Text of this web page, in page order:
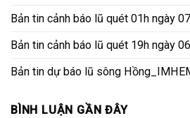
Bản tin cảnh báo lũ quét 01h ngày
Bản tin cảnh báo lũ quét 19h ngày
Bản tin dự báo lũ sông
BÌNH LUẬN GẦN ĐÂY